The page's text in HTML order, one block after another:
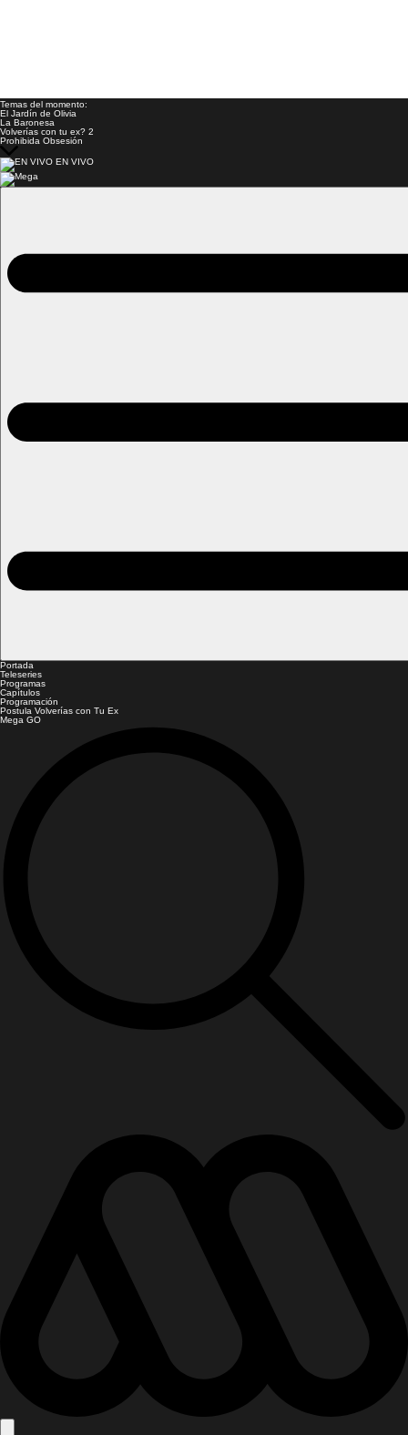
Temas del momento:
El Jardín de Olivia
La Baronesa
Volverías con tu ex? 2
Prohibida Obsesión
EN VIVO
Portada
Teleseries
Programas
Capítulos
Programación
Postula Volverías con Tu Ex
Mega GO